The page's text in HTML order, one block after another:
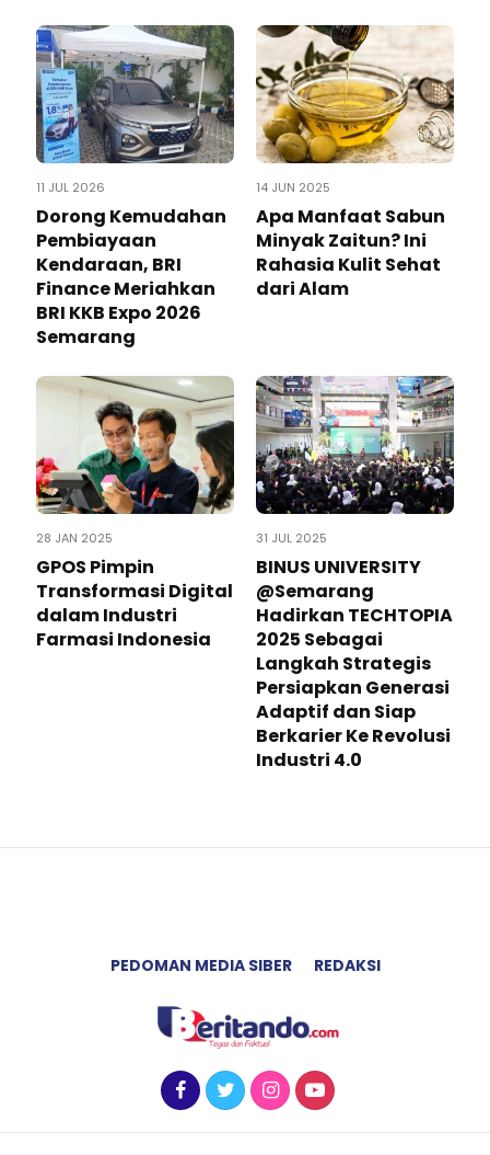
11 JUL 2026
Dorong Kemudahan
Pembiayaan
Kendaraan, BRI
Finance Meriahkan
BRI KKB Expo 2026
Semarang
14 JUN 2025
Apa Manfaat Sabun
Minyak Zaitun? Ini
Rahasia Kulit Sehat
dari Alam
28 JAN 2025
GPOS Pimpin
Transformasi Digital
dalam Industri
Farmasi Indonesia
31 JUL 2025
BINUS UNIVERSITY
@Semarang
Hadirkan TECHTOPIA
2025 Sebagai
Langkah Strategis
Persiapkan Generasi
Adaptif dan Siap
Berkarier Ke Revolusi
Industri 4.0
PEDOMAN MEDIA SIBER REDAKSI